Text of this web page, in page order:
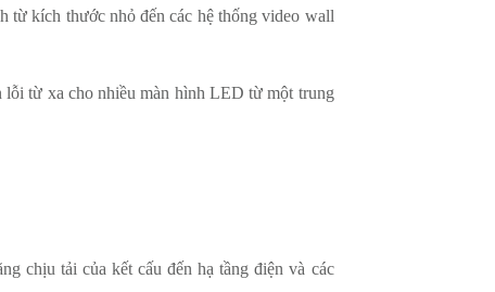
từ kích thước nhỏ đến các hệ thống video wall
lỗi từ xa cho nhiều màn hình LED từ một trung
chịu tải của kết cấu đến hạ tầng điện và các